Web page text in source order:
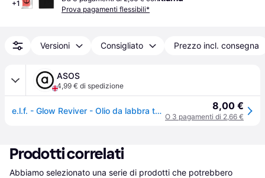
+1
Prova pagamenti flessibili*
Versioni Consigliato Prezzo incl. consegna
ASOS
4,99 € di spedizione
e.l.f. - Glow Reviver - Olio da labbra tonalità Pink Quartz-Rosa 8,00 €
O 3 pagamenti di 2,66 €
Prodotti correlati
Abbiamo selezionato una serie di prodotti che potrebbero